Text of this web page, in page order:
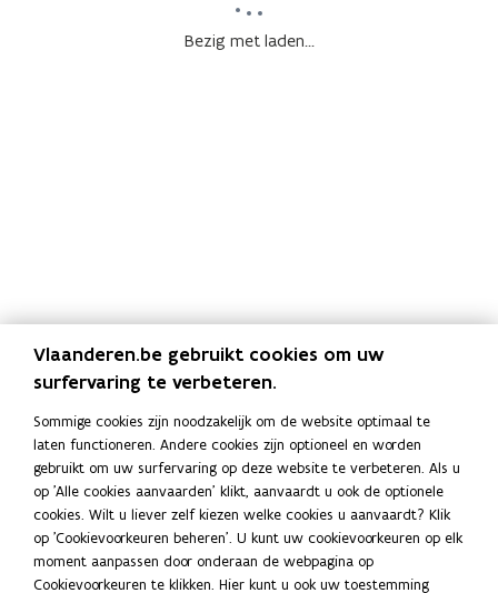
Bezig met laden...
Vragen?
inwoners op de hoogte. Wie toch nog vragen heeft,
kan een e-mail sturen naar
pfas@vlaanderen.be
Stel uw vraag aan dePFAS-preventiewerkers.
Zie bij wie u terechtkunt met eenvraag over PFAS in
de regio Zwijndrecht.
Vlaanderen.be gebruikt cookies om uw
surfervaring te verbeteren.
Sommige cookies zijn noodzakelijk om de website optimaal te
laten functioneren. Andere cookies zijn optioneel en worden
gebruikt om uw surfervaring op deze website te verbeteren. Als u
op 'Alle cookies aanvaarden' klikt, aanvaardt u ook de optionele
cookies. Wilt u liever zelf kiezen welke cookies u aanvaardt? Klik
op 'Cookievoorkeuren beheren'. U kunt uw cookievoorkeuren op elk
moment aanpassen door onderaan de webpagina op
Cookievoorkeuren te klikken. Hier kunt u ook uw toestemming